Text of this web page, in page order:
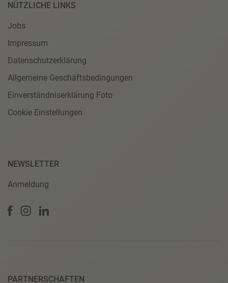
NÜTZLICHE LINKS
Jobs
Impressum
Datenschutzerklärung
Allgemeine Geschäftsbedingungen
Einverständniserklärung Foto
Cookie Einstellungen
NEWSLETTER
Anmeldung
PARTNERSCHAFTEN